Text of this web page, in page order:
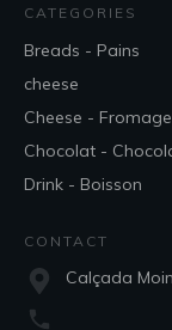
CATEGORIES
Breads - Pains
cheese
Cheese - Fromage
Chocolat -
Drink - Boisson
CONTACT
Calçada